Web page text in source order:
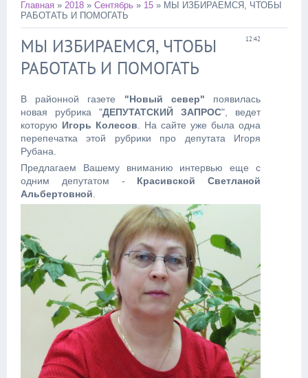
Главная » 2018 » Сентябрь » 15 » МЫ ИЗБИРАЕМСЯ, ЧТОБЫ
РАБОТАТЬ И ПОМОГАТЬ
12:42
МЫ ИЗБИРАЕМСЯ, ЧТОБЫ
РАБОТАТЬ И ПОМОГАТЬ
В районной газете "Новый север" появилась
новая рубрика "ДЕПУТАТСКИЙ ЗАПРОС", ведет
которую Игорь Колесов . На сайте уже была одна
перепечатка этой рубрики про депутата Игоря
Рубана.
Предлагаем Вашему вниманию интервью еще с
одним депутатом - Красивской Светланой
Альбертовной